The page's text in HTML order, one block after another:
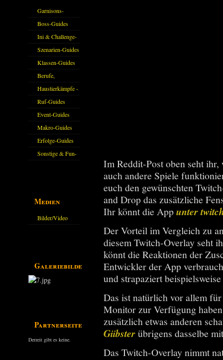
Garnisons-
Guides
Boss-Guides
Ini & Challenge-
Guides
Szenarien-Guides
Klassen-Guides
Berufe,
Farmkarten und
Haustiere
Haustierkämpfe -
Guide
Ruf-Guides
Event-Guides
Makro-Guides
Erfolge-Guides
Sonstige & Fun-
Medien
Bilder/Video
Galeriebilder
Partnerseiten
Derzeit gibt es keine.
Im Reddit-Post oben seht
auch andere Spiele
euch den gewünschten
and Drop das zusätzliche
Ihr könnt die Appunter
Der Vorteil im Vergleich zu
diesem Twitch-Overlay seht
könnt die Reaktionen der
Entwickler der App
und strapaziert
Das ist natürlich vor allem
Monitor zur Verfügung
zusätzlich etwas anderen
Giibsterübrigens dasselbe
Das Twitch-Overlay nimmt